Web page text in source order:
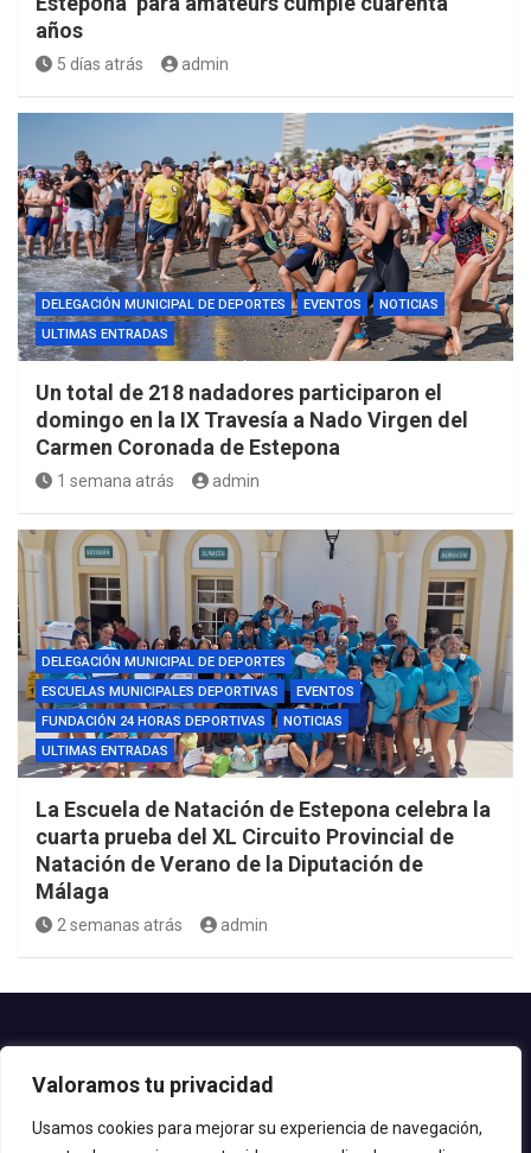
Valoramos tu privacidad
Usamos cookies para mejorar su experiencia de navegación,
años
5 días atrás admin
DELEGACIÓN MUNICIPAL DE DEPORTES EVENTOS
NOTICIAS
ULTIMAS ENTRADAS
Un total de 218 nadadores participaron el
domingo en la IX Travesía a Nado Virgen del
Carmen Coronada de Estepona
1 semana atrás admin
DELEGACIÓN MUNICIPAL DE DEPORTES
ESCUELAS MUNICIPALES DEPORTIVAS
EVENTOS
FUNDACIÓN 24 HORAS DEPORTIVAS
NOTICIAS
ULTIMAS ENTRADAS
La Escuela de Natación de Estepona celebra la
cuarta prueba del XL Circuito Provincial de
Natación de Verano de la Diputación de
Málaga
2 semanas atrás admin
Teléfono: 952.80.24.44